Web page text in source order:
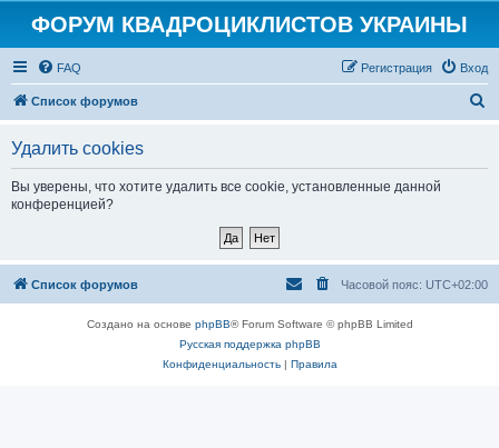
ФОРУМ КВАДРОЦИКЛИСТОВ УКРАИНЫ
FAQ Вход
Регистрация
Список форумов
Удалить cookies
Вы уверены, что хотите удалить все cookie, установленные данной
конференцией?
Список форумов Часовой пояс: UTC+02:00
Создано на основе phpBB® Forum Software © phpBB Limited
Русская поддержка phpBB
Конфиденциальность| Правила